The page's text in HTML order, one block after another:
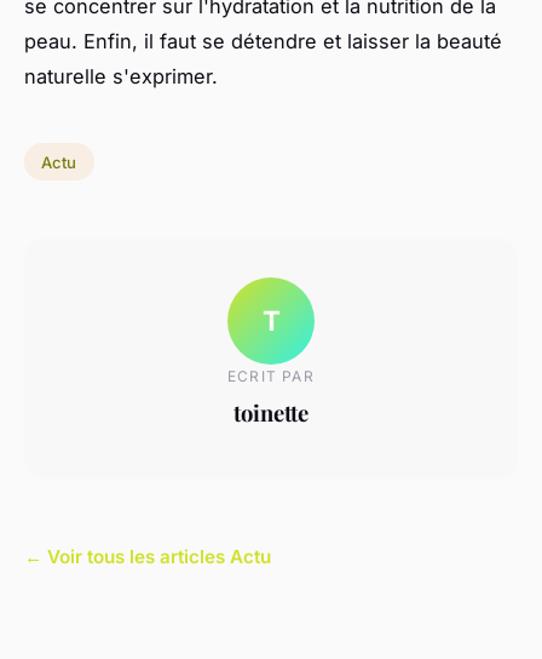
se concentrer sur l'hydratation et la nutrition de la
peau. Enfin, il faut se détendre et laisser la beauté
naturelle s'exprimer.
Actu
T
ECRIT PAR
toinette
← Voir tous les articles Actu